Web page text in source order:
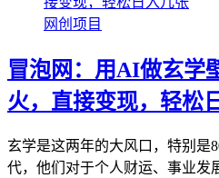
网创项目
冒泡网：用AI做玄学
火，直接变现，轻松
玄学是这两年的大风口，特别是
代，他们对于个人财运、事业发